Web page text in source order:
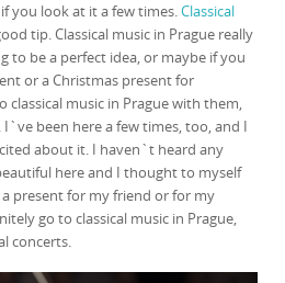
you look at it a few times.Classical
tip. Classical music in Prague really
to be a perfect idea, or maybe if you
or a Christmas present for
classical music in Prague with them,
been here a few times, too, and I
about it. I haven`t heard any
here and I thought to myself
present for my friend or for my
go to classical music in Prague,
concerts.